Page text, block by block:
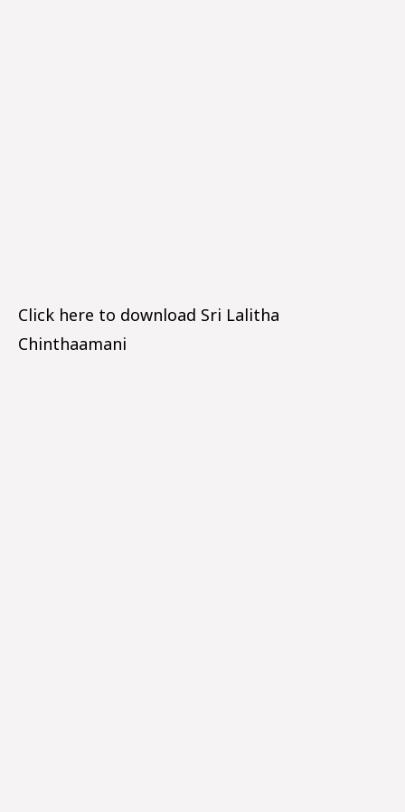
Click here to download Sri Lalitha
Chinthaamani